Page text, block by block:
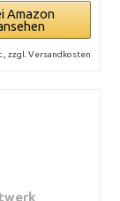
Amazon
zzgl. Versandkosten